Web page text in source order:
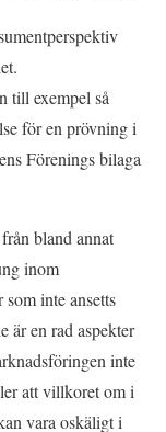
till exempel så
för en prövning i
Förenings bilaga
bland annat
inom
inte ansetts
är en rad aspekter
inte
att villkoret om i
vara oskäligt i